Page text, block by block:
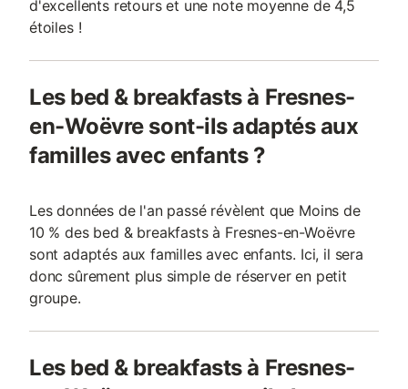
d'excellents retours et une note moyenne de 4,5
étoiles !
Les bed & breakfasts à Fresnes-
en-Woëvre sont-ils adaptés aux
familles avec enfants ?
Les données de l'an passé révèlent que Moins de
10 % des bed & breakfasts à Fresnes-en-Woëvre
sont adaptés aux familles avec enfants. Ici, il sera
donc sûrement plus simple de réserver en petit
groupe.
Les bed & breakfasts à Fresnes-